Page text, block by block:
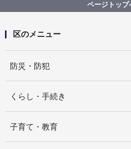
ページトップ
区のメニュー
防災・防犯
くらし・手続き
子育て・教育